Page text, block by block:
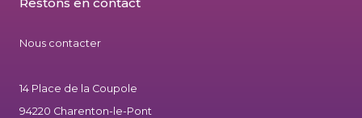
Restons en contact
Nous contacter
14 Place de la Coupole
94220 Charenton-le-Pont